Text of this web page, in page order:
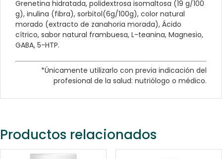
Grenetina hidratada, polidextrosa isomaltosa (19 g/100
g), inulina (fibra), sorbitol(6g/100g), color natural
morado (extracto de zanahoria morada), Ácido
cítrico, sabor natural frambuesa, L-teanina, Magnesio,
GABA, 5-HTP.
*Únicamente utilizarlo con previa indicación del
profesional de la salud: nutriólogo o médico.
Productos relacionados